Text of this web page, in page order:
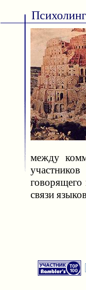
между
связи